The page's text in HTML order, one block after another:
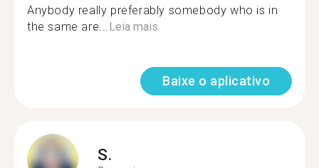
Anybody really preferably somebody who is in
the same are...Leia mais
Baixe o aplicativo
S.